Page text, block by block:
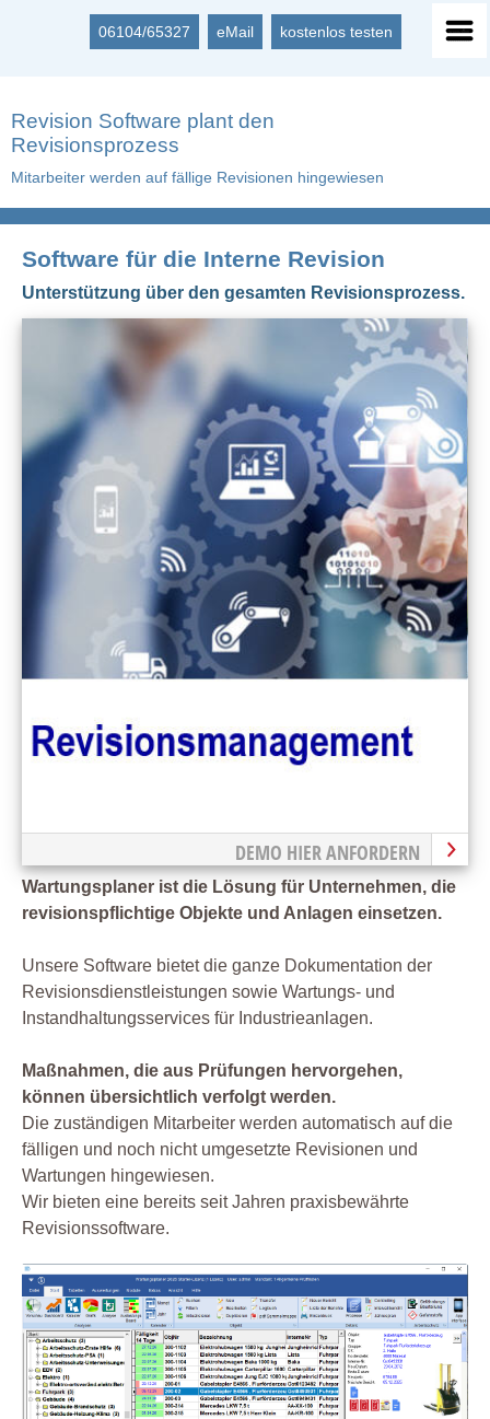
06104/65327 eMail kostenlos testen
Revision Software plant den
Revisionsprozess
Mitarbeiter werden auf fällige Revisionen hingewiesen
Software für die Interne Revision
Unterstützung über den gesamten Revisionsprozess.
DEMO HIER ANFORDERN
Wartungsplaner ist die Lösung für Unternehmen, die
revisionspflichtige Objekte und Anlagen einsetzen.
Unsere Software bietet die ganze Dokumentation der
Revisionsdienstleistungen sowie Wartungs- und
Instandhaltungsservices für Industrieanlagen.
Maßnahmen, die aus Prüfungen hervorgehen,
können übersichtlich verfolgt werden.
Die zuständigen Mitarbeiter werden automatisch auf die
fälligen und noch nicht umgesetzte Revisionen und
Wartungen hingewiesen.
Wir bieten eine bereits seit Jahren praxisbewährte
Revisionssoftware.